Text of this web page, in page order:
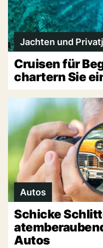
Jachten und
Cruisen für
chartern Sie
Autos
Schicke
Autos